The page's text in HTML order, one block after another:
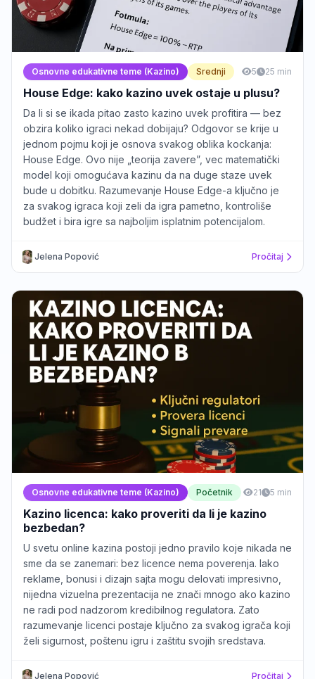
Osnovne edukativne teme (Kazino) Srednji 5 25 min
House Edge: kako kazino uvek ostaje u plusu?
Da li si se ikada pitao zasto kazino uvek profitira — bez
obzira koliko igraci nekad dobijaju? Odgovor se krije u
jednom pojmu koji je osnova svakog oblika kockanja:
House Edge. Ovo nije „teorija zavere”, vec matematički
model koji omogućava kazinu da na duge staze uvek
bude u dobitku. Razumevanje House Edge-a ključno je
za svakog igraca koji zeli da igra pametno, kontroliše
budžet i bira igre sa najboljim isplatnim potencijalom.
Jelena Popović Pročitaj
Osnovne edukativne teme (Kazino) Početnik 21 5 min
Kazino licenca: kako proveriti da li je kazino
bezbedan?
U svetu online kazina postoji jedno pravilo koje nikada ne
sme da se zanemari: bez licence nema poverenja. Iako
reklame, bonusi i dizajn sajta mogu delovati impresivno,
nijedna vizuelna prezentacija ne znači mnogo ako kazino
ne radi pod nadzorom kredibilnog regulatora. Zato
razumevanje licenci postaje ključno za svakog igrača koji
želi sigurnost, poštenu igru i zaštitu svojih sredstava.
Jelena Popović Pročitaj